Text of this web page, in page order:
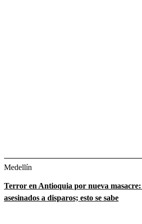
Medellín
Terror en Antioquia por nueva
asesinados a disparos; esto se sabe